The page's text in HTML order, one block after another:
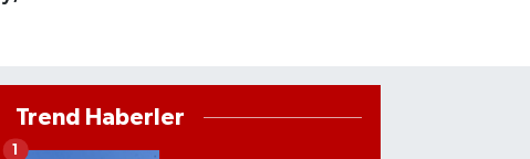
Trend Haberler
1